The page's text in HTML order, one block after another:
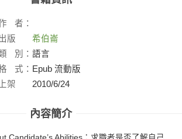
者：
版
：
希伯崙
別： 語言
式： Epub 流動版
上架
2010/6/24
內容簡介